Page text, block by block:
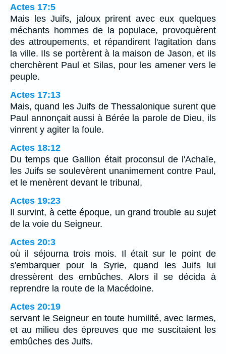
Actes 17:5
Mais les Juifs, jaloux prirent avec eux quelques
méchants hommes de la populace, provoquèrent
des attroupements, et répandirent l'agitation dans
la ville. Ils se portèrent à la maison de Jason, et ils
cherchèrent Paul et Silas, pour les amener vers le
peuple.
Actes 17:13
Mais, quand les Juifs de Thessalonique surent que
Paul annonçait aussi à Bérée la parole de Dieu, ils
vinrent y agiter la foule.
Actes 18:12
Du temps que Gallion était proconsul de l'Achaïe,
les Juifs se soulevèrent unanimement contre Paul,
et le menèrent devant le tribunal,
Actes 19:23
Il survint, à cette époque, un grand trouble au sujet
de la voie du Seigneur.
Actes 20:3
où il séjourna trois mois. Il était sur le point de
s'embarquer pour la Syrie, quand les Juifs lui
dressèrent des embûches. Alors il se décida à
reprendre la route de la Macédoine.
Actes 20:19
servant le Seigneur en toute humilité, avec larmes,
et au milieu des épreuves que me suscitaient les
embûches des Juifs.